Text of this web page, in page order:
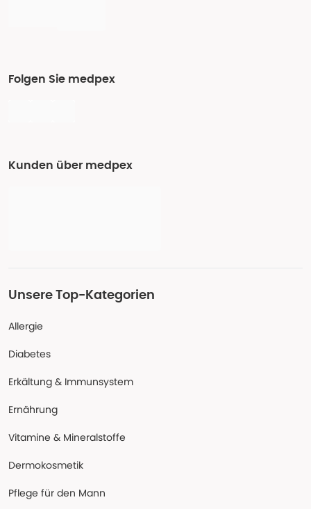
Folgen Sie medpex
Kunden über medpex
Unsere Top-Kategorien
Allergie
Diabetes
Erkältung & Immunsystem
Ernährung
Vitamine & Mineralstoffe
Dermokosmetik
Pflege für den Mann